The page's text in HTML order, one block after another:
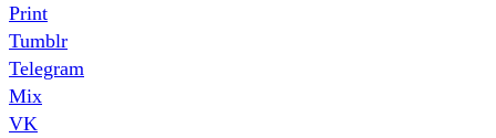
Print
Tumblr
Telegram
Mix
VK